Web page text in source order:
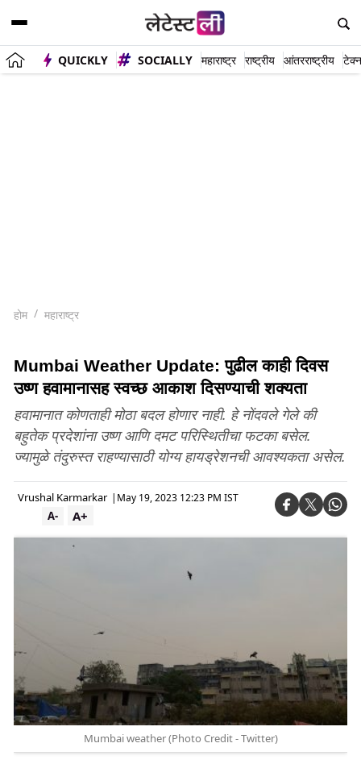
QUICKLY SOCIALLY महाराष्ट्र राष्ट्रीय आंतरराष्ट्रीय
होम महाराष्ट्र
Mumbai Weather Update: पुढील काही दिवस
उष्ण हवामानासह स्वच्छ आकाश दिसण्याची शक्यता
हवामानात कोणताही मोठा बदल होणार नाही. हे नोंदवले गेले की
बहुतेक प्रदेशांना उष्ण आणि दमट परिस्थितीचा फटका बसेल.
ज्यामुळे तंदुरुस्त राहण्यासाठी योग्य हायड्रेशनची आवश्यकता असेल.
Vrushal Karmarkar | May 19, 2023 12:23 PM IST
A+
A-
Mumbai weather (Photo Credit - Twitter)